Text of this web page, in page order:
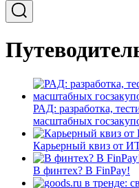
РАД: разработка,
масштабных
Карьерный квиз от
В финтех? В FinPay!